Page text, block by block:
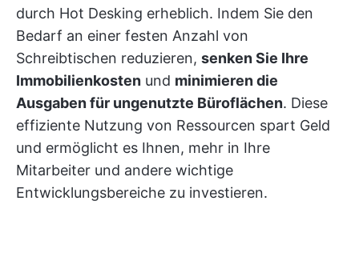
durch Hot Desking erheblich. Indem Sie den
Bedarf an einer festen Anzahl von
Schreibtischen reduzieren, senken Sie Ihre
Immobilienkosten und minimieren die
Ausgaben für ungenutzte Büroflächen. Diese
effiziente Nutzung von Ressourcen spart Geld
und ermöglicht es Ihnen, mehr in Ihre
Mitarbeiter und andere wichtige
Entwicklungsbereiche zu investieren.